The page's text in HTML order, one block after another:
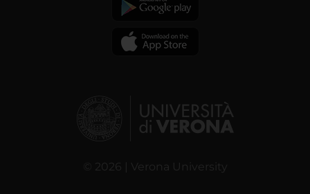
© 2026 | Verona University